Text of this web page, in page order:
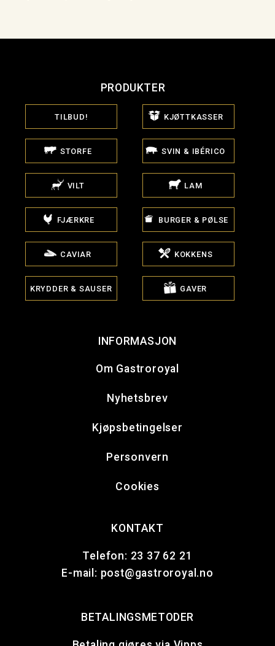
PRODUKTER
TILBUD! KJØTTKASSER
STORFE SVIN & IBÉRICO
VILT LAM
FJÆRKRE BURGER & PØLSE
CAVIAR KOKKENS
KRYDDER & SAUSER GAVER
INFORMASJON
Om Gastroroyal
Nyhetsbrev
Kjøpsbetingelser
Personvern
Cookies
KONTAKT
Telefon: 23 37 62 21
E-mail: post@gastroroyal.no
BETALINGSMETODER